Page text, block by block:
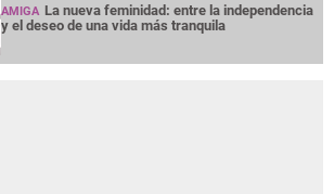
AMIGA La nueva feminidad: entre la independencia
y el deseo de una vida más tranquila